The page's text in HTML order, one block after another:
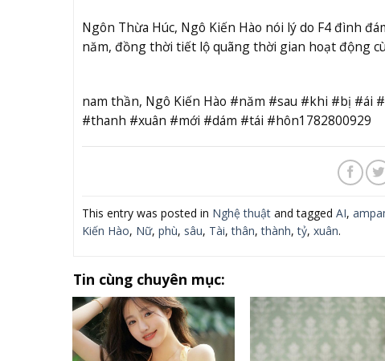
Ngôn Thừa Húc, Ngô Kiến Hào nói lý do F4 đình
năm, đồng thời tiết lộ quãng thời gian hoạt động
nam thần, Ngô Kiến Hào #năm #sau #khi #bị #ái
#thanh #xuân #mới #dám #tái #hôn1782800929
This entry was posted in Nghệ thuậtand tagged AI,
Kiến Hào, Nữ, phù, sâu, Tài,thân,thành,tỷ, xuân.
Tin cùng chuyên mục: